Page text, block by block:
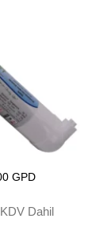
GPD
KDV Dahil